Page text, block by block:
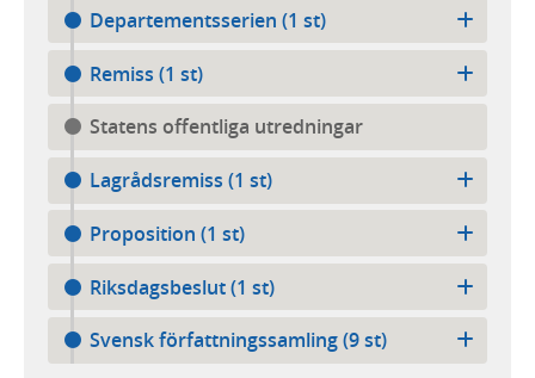
Departementsserien (1 st)
Remiss (1 st)
Statens offentliga utredningar
Lagrådsremiss (1 st)
Proposition (1 st)
Riksdagsbeslut (1 st)
Svensk författningssamling (9 st)